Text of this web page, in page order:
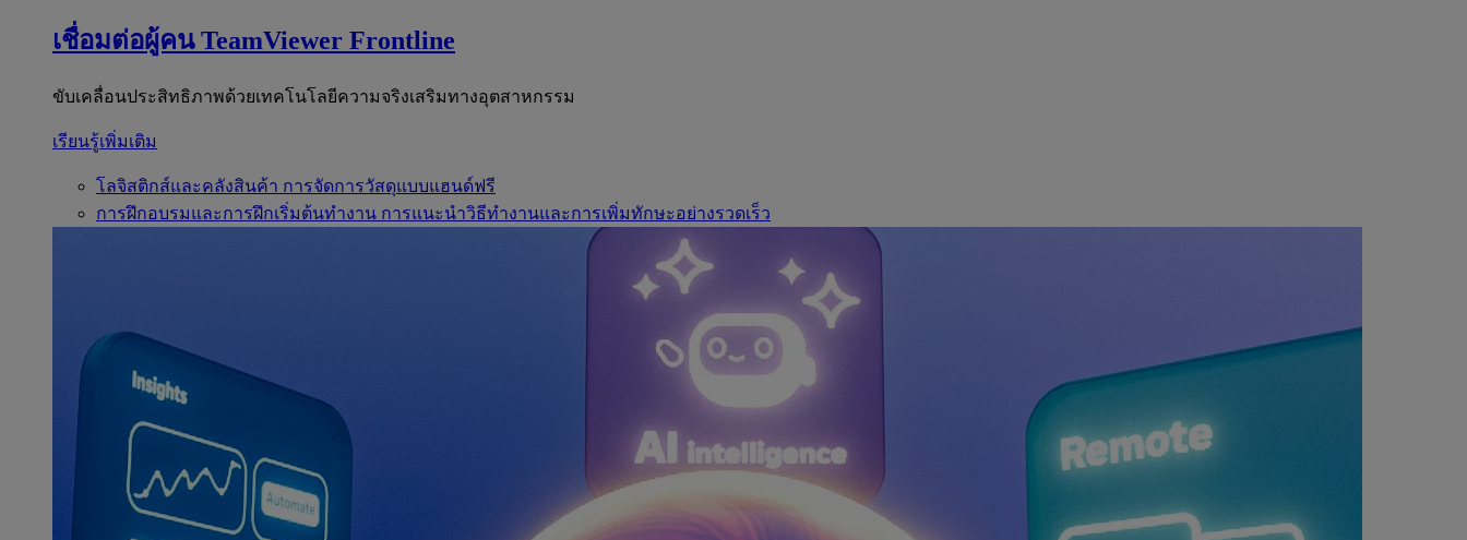
เชื่อมต่อผู้คน TeamViewer Frontline
ขับเคลื่อนประสิทธิภาพด้วยเทคโนโลยีความจริงเสริมทางอุตสาหกรรม
เรียนรู้เพิ่มเติม
โลจิสติกส์และคลังสินค้า การจัดการวัสดุแบบแฮนด์ฟรี
การฝึกอบรมและการฝึกเริ่มต้นทำงาน การแนะนำวิธีทำงานและการเพิ่มทักษะอย่างรวดเร็ว